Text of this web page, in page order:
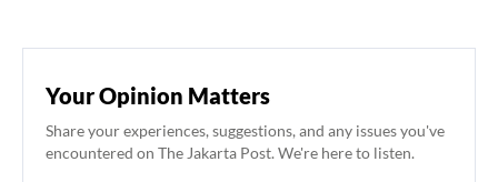
Your Opinion Matters
Share your experiences, suggestions, and any issues you've
encountered on The Jakarta Post. We're here to listen.